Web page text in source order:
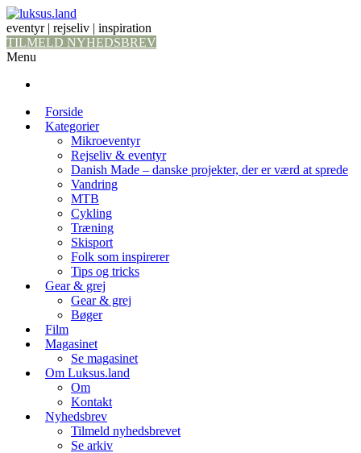
eventyr | rejseliv | inspiration
TILMELD NYHEDSBREV
Menu
Forside
Kategorier
Mikroeventyr
Rejseliv & eventyr
Danish Made – danske projekter, der er værd at sprede
Vandring
MTB
Cykling
Træning
Skisport
Folk som inspirerer
Tips og tricks
Gear & grej
Gear & grej
Bøger
Film
Magasinet
Se magasinet
Om Luksus.land
Om
Kontakt
Nyhedsbrev
Tilmeld nyhedsbrevet
Se arkiv